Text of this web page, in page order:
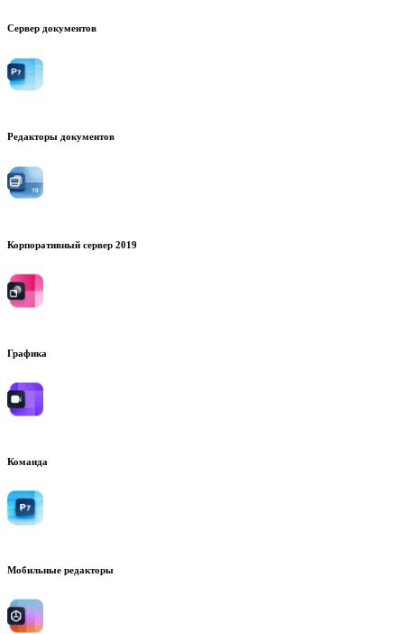
Сервер документов
Редакторы документов
Корпоративный сервер 2019
Графика
Команда
Мобильные редакторы